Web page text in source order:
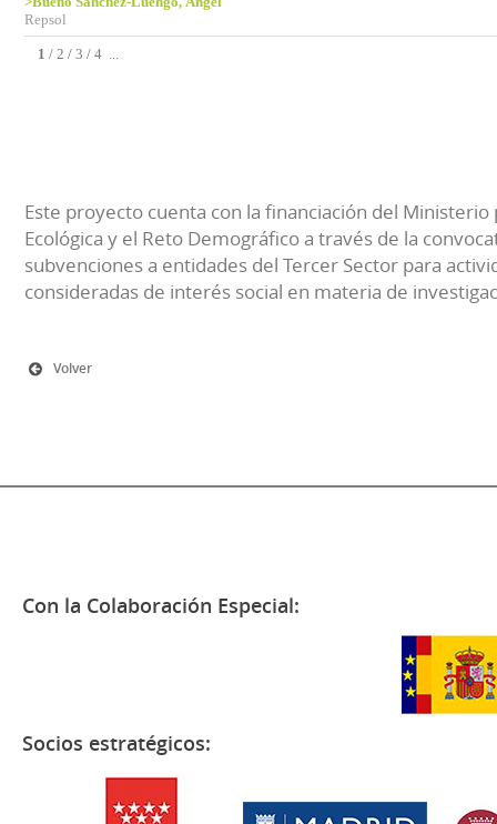
Repsol
1 / 2 / 3 / 4 ...
Este proyecto cuenta con la financiación del Ministerio
Ecológica y el Reto Demográfico a través de la
subvenciones a entidades del Tercer Sector para
consideradas de interés social en materia de
Volver
Con la Colaboración Especial:
Socios estratégicos: